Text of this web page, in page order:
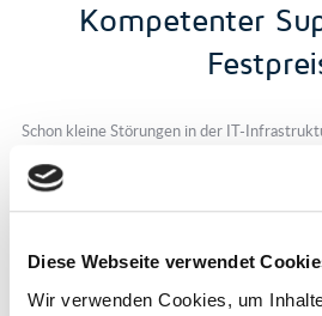
Diese Webseite verwendet
Wir verwenden Cookies, um
Kompetenter
Schon kleine Störungen in der IT-
vielseitig sein: Eine überlastete IT-
oder einfach nur ein Wackelkontakt. Die
benötigt werden.